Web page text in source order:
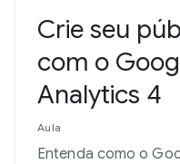
Crie seu
com o
Analytics 4
Aula
Entenda como o